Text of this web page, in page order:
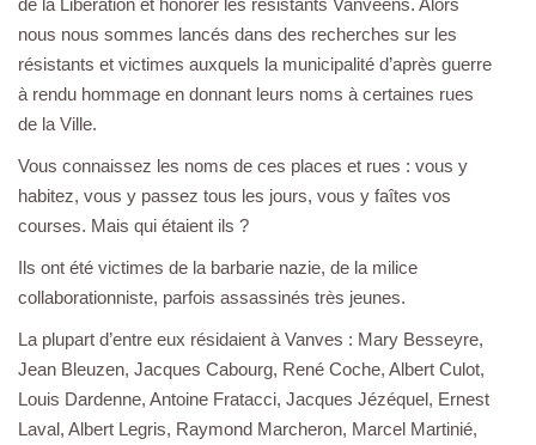
de la Libération et honorer les résistants Vanvéens. Alors
nous nous sommes lancés dans des recherches sur les
résistants et victimes auxquels la municipalité d’après guerre
à rendu hommage en donnant leurs noms à certaines rues
de la Ville.
Vous connaissez les noms de ces places et rues : vous y
habitez, vous y passez tous les jours, vous y faîtes vos
courses. Mais qui étaient ils ?
Ils ont été victimes de la barbarie nazie, de la milice
collaborationniste, parfois assassinés très jeunes.
La plupart d’entre eux résidaient à Vanves : Mary Besseyre,
Jean Bleuzen, Jacques Cabourg, René Coche, Albert Culot,
Louis Dardenne, Antoine Fratacci, Jacques Jézéquel, Ernest
Laval, Albert Legris, Raymond Marcheron, Marcel Martinié,